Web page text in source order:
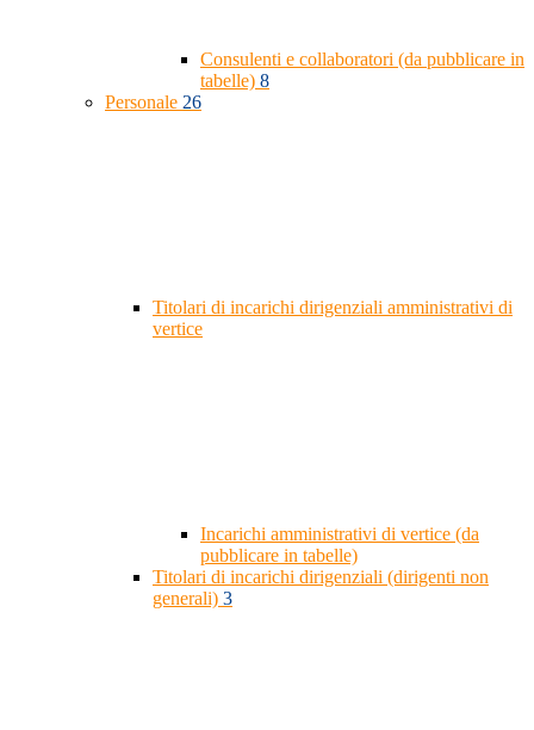
Consulenti e collaboratori (da pubblicare in
tabelle) 8
Personale 26
Titolari di incarichi dirigenziali amministrativi di
vertice
Incarichi amministrativi di vertice (da
pubblicare in tabelle)
Titolari di incarichi dirigenziali (dirigenti non
generali) 3